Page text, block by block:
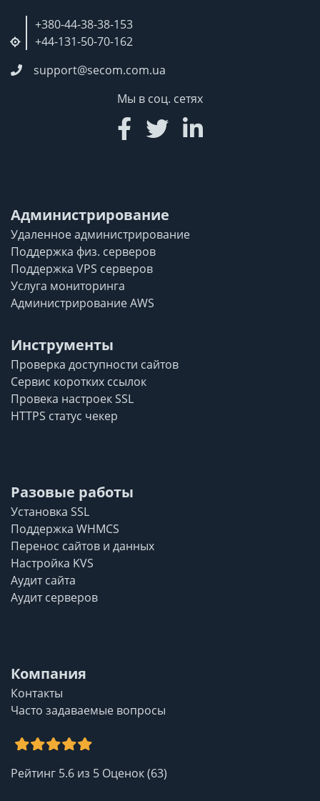
+380-44-38-38-153
+44-131-50-70-162
support@secom.com.ua
Мы в соц. сетях
Администрирование
Удаленное администрирование
Поддержка физ. серверов
Поддержка VPS серверов
Услуга мониторинга
Администрирование AWS
Инструменты
Проверка доступности сайтов
Сервис коротких ссылок
Провека настроек SSL
HTTPS статус чекер
Разовые работы
Установка SSL
Поддержка WHMCS
Перенос сайтов и данных
Настройка KVS
Аудит сайта
Аудит серверов
Компания
Контакты
Часто задаваемые вопросы
Рейтинг 5.6 из 5 Оценок (63)